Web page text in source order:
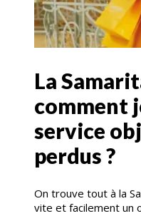
La
comment
service
perdus ?
On trouve tout à la
vite et facilement un